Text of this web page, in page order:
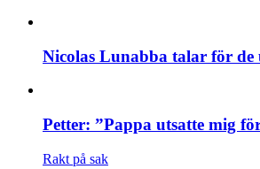
Nicolas Lunabba talar för de
Petter: ”Pappa utsatte mig
Rakt på sak